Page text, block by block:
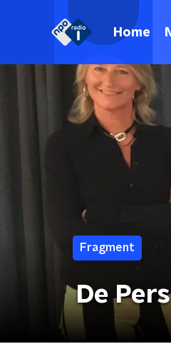
Home
Fragment
De